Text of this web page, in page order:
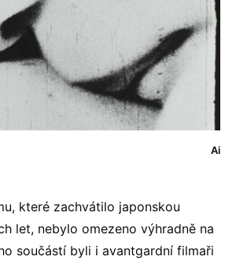
Ai
které zachvátilo japonskou
let, nebylo omezeno výhradně na
součástí byli i avantgardní filmaři